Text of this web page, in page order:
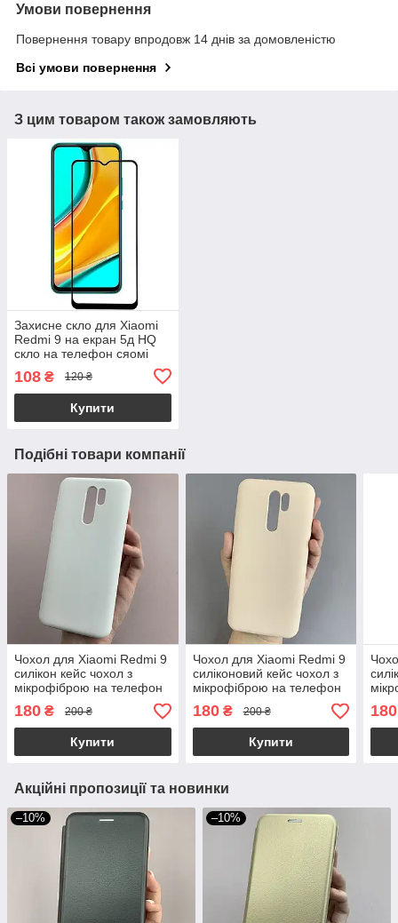
Умови повернення
Повернення товару впродовж 14 днів за домовленістю
Всі умови повернення
З цим товаром також замовляють
Захисне скло для Xiaomi
Redmi 9 на екран 5д HQ
скло на телефон сяомі
108 ₴ 120 ₴
Купити
Подібні товари компанії
Чохол для Xiaomi Redmi 9
силікон кейс чохол з
мікрофіброю на телефон
сяомі редмі 9 білий r4e
180 ₴ 200 ₴
Купити
Чохол для Xiaomi Redmi 9
силіконовий кейс чохол з
мікрофіброю на телефон
сяомі редмі 9 пудровий
r4e
180₴ 200 ₴
Купити
180
Акційні пропозиції та новинки
–10% –10%